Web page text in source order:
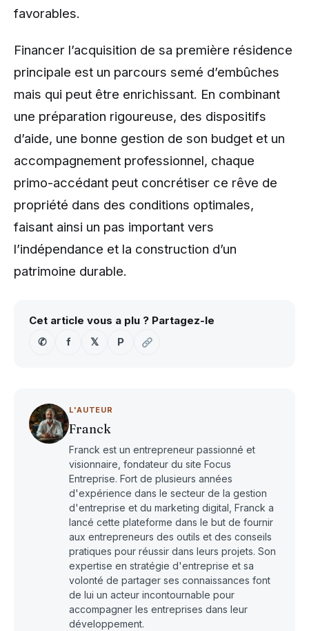
favorables.
Financer l’acquisition de sa première résidence
principale est un parcours semé d’embûches
mais qui peut être enrichissant. En combinant
une préparation rigoureuse, des dispositifs
d’aide, une bonne gestion de son budget et un
accompagnement professionnel, chaque
primo-accédant peut concrétiser ce rêve de
propriété dans des conditions optimales,
faisant ainsi un pas important vers
l’indépendance et la construction d’un
patrimoine durable.
Cet article vous a plu ? Partagez-le
✆
f 𝕏 P
L'AUTEUR
Franck
Franck est un entrepreneur passionné et
visionnaire, fondateur du site Focus
Entreprise. Fort de plusieurs années
d'expérience dans le secteur de la gestion
d'entreprise et du marketing digital, Franck a
lancé cette plateforme dans le but de fournir
aux entrepreneurs des outils et des conseils
pratiques pour réussir dans leurs projets. Son
expertise en stratégie d'entreprise et sa
volonté de partager ses connaissances font
de lui un acteur incontournable pour
accompagner les entreprises dans leur
développement.